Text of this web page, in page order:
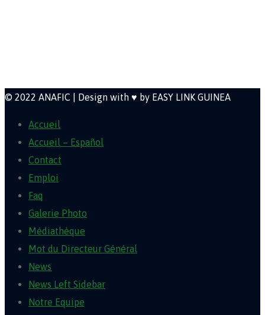
© 2022 ANAFIC | Design with ♥ by EASY LINK GUINEA
Accueil
Accueil – Español
Contact
Emploi
Faq
Galerie Photo
Médiathèque
Mot du Directeur Général
News
News Left Sidebar
Notre Equipe